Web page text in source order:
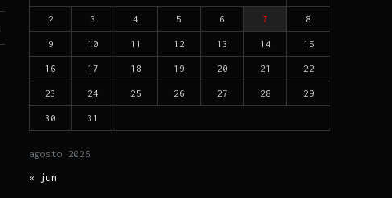
agosto 2026
2 3 4 5 6 7 8
9 10 11 12 13 14 15
16 17 18 19 20 21 22
23 24 25 26 27 28 29
30 31
« jun